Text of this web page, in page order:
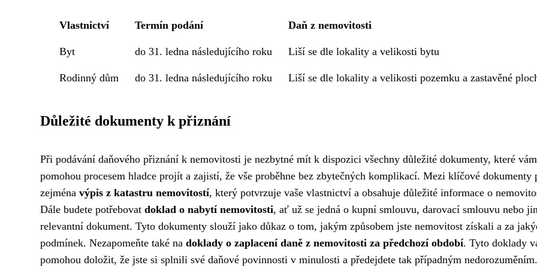
Vlastnictví Termín podání Daň z nemovitosti
Byt do 31. ledna následujícího roku Liší se dle lokality a velikosti bytu
Rodinný dům do 31. ledna následujícího roku Liší se dle lokality a velikosti pozemku a zastavěné
Důležité dokumenty k přiznání
Při podávání daňového přiznání k nemovitosti je nezbytné mít k dispozici všechny důležité dokumenty, které vám
pomohou procesem hladce projít a zajistí, že vše proběhne bez zbytečných komplikací. Mezi klíčové dokumenty
zejména výpis z katastru nemovitostí, který potvrzuje vaše vlastnictví a obsahuje důležité informace o
Dále budete potřebovat doklad o nabytí nemovitosti, ať už se jedná o kupní smlouvu, darovací smlouvu nebo
relevantní dokument. Tyto dokumenty slouží jako důkaz o tom, jakým způsobem jste nemovitost získali a za
podmínek. Nezapomeňte také na doklady o zaplacení daně z nemovitosti za předchozí období. Tyto doklady
pomohou doložit, že jste si splnili své daňové povinnosti v minulosti a předejdete tak případným